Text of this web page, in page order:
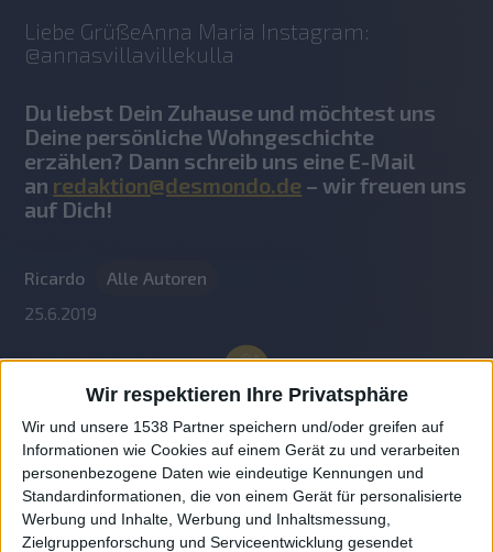
Wir respektieren Ihre Privatsphäre
Wir und unsere 1538 Partner speichern und/oder greifen auf
Informationen wie Cookies auf einem Gerät zu und verarbeiten
personenbezogene Daten wie eindeutige Kennungen und
Standardinformationen, die von einem Gerät für personalisierte
Werbung und Inhalte, Werbung und Inhaltsmessung,
Zielgruppenforschung und Serviceentwicklung gesendet
Liebe GrüßeAnna Maria Instagram:
@annasvillavillekulla
Du liebst Dein Zuhause und möchtest uns
Deine persönliche Wohngeschichte
erzählen? Dann schreib uns eine E-Mail
an redaktion@desmondo.de – wir freuen uns
auf Dich!
Ricardo
Alle Autoren
25.6.2019